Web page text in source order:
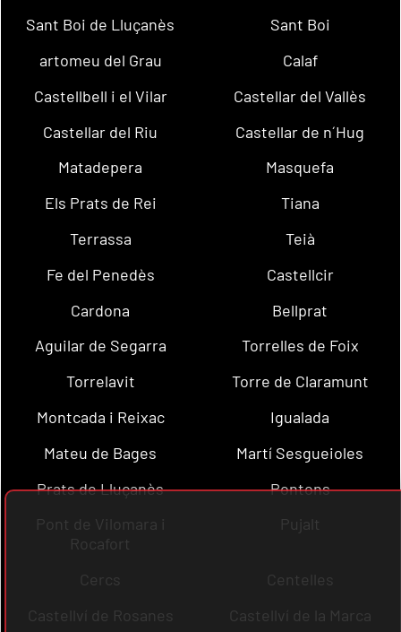
Sant Boi de Lluçanès
Sant Boi
artomeu del Grau
Calaf
Castellbell i el Vilar
Castellar del Vallès
Castellar del Riu
Castellar de n´Hug
Matadepera
Masquefa
Els Prats de Rei
Tiana
Terrassa
Teià
Fe del Penedès
Castellcir
Cardona
Bellprat
Aguilar de Segarra
Torrelles de Foix
Torrelavit
Torre de Claramunt
Montcada i Reixac
Igualada
Mateu de Bages
Martí Sesgueioles
Prats de Lluçanès
Pontons
Pont de Vilomara i
Rocafort
Pujalt
Cercs
Centelles
Castellví de Rosanes
Castellví de la Marca